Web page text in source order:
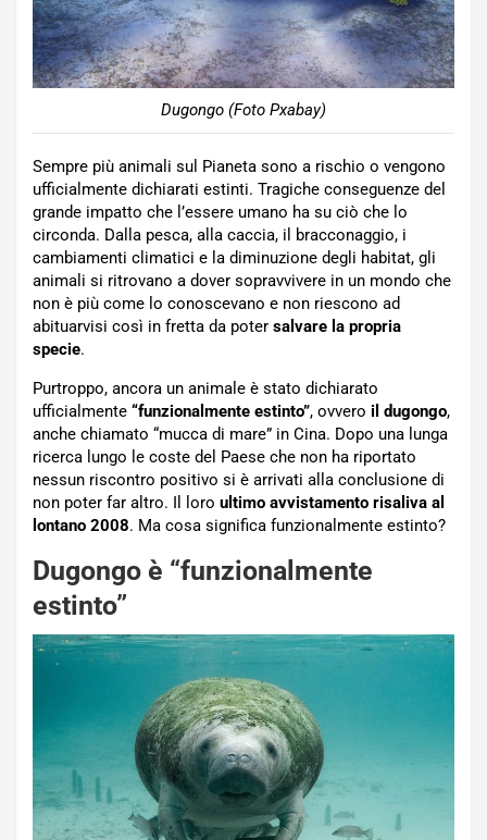
Dugongo (Foto Pxabay)
Sempre più animali sul Pianeta sono a rischio o vengono
ufficialmente dichiarati estinti. Tragiche conseguenze del
grande impatto che l’essere umano ha su ciò che lo
circonda. Dalla pesca, alla caccia, il bracconaggio, i
cambiamenti climatici e la diminuzione degli habitat, gli
animali si ritrovano a dover sopravvivere in un mondo che
non è più come lo conoscevano e non riescono ad
abituarvisi così in fretta da poter salvare la propria
specie.
Purtroppo, ancora un animale è stato dichiarato
ufficialmente “funzionalmente estinto”, ovvero il dugongo,
anche chiamato “mucca di mare” in Cina. Dopo una lunga
ricerca lungo le coste del Paese che non ha riportato
nessun riscontro positivo si è arrivati alla conclusione di
non poter far altro. Il loro ultimo avvistamento risaliva al
lontano 2008. Ma cosa significa funzionalmente estinto?
Dugongo è “funzionalmente
estinto”